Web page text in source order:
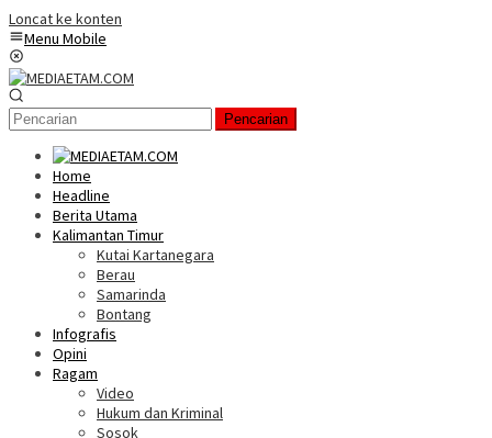
Loncat ke konten
Menu Mobile
Pencarian
Home
Headline
Berita Utama
Kalimantan Timur
Kutai Kartanegara
Berau
Samarinda
Bontang
Infografis
Opini
Ragam
Video
Hukum dan Kriminal
Sosok